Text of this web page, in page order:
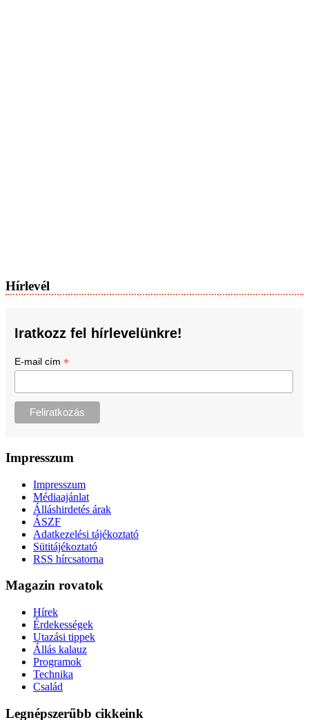
Hírlevél
Iratkozz fel hírlevelünkre!
E-mail cím *
Impresszum
Impresszum
Médiaajánlat
Álláshirdetés árak
ÁSZF
Adatkezelési tájékoztató
Sütitájékoztató
RSS hírcsatorna
Magazin rovatok
Hírek
Érdekességek
Utazási tippek
Állás kalauz
Programok
Technika
Család
Legnépszerűbb cikkeink